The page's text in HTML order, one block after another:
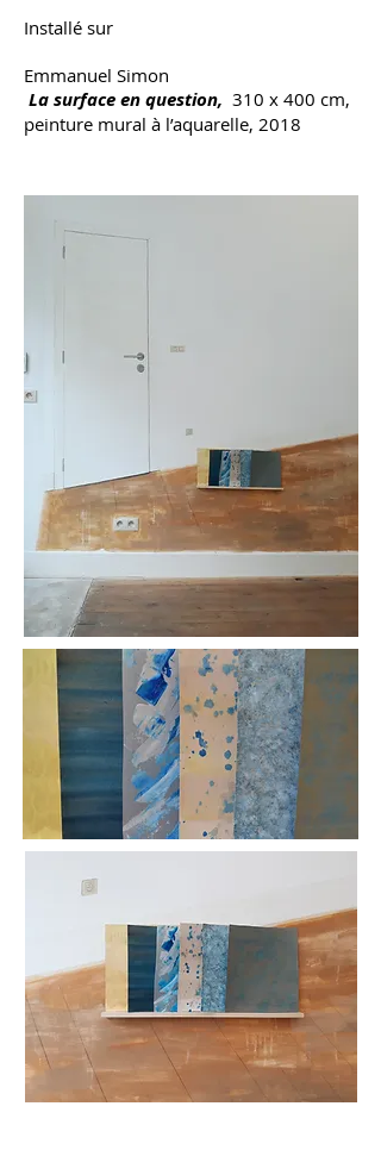
Installé sur
Emmanuel Simon
La surface en question, 310 x 400 cm,
peinture mural à l’aquarelle, 2018